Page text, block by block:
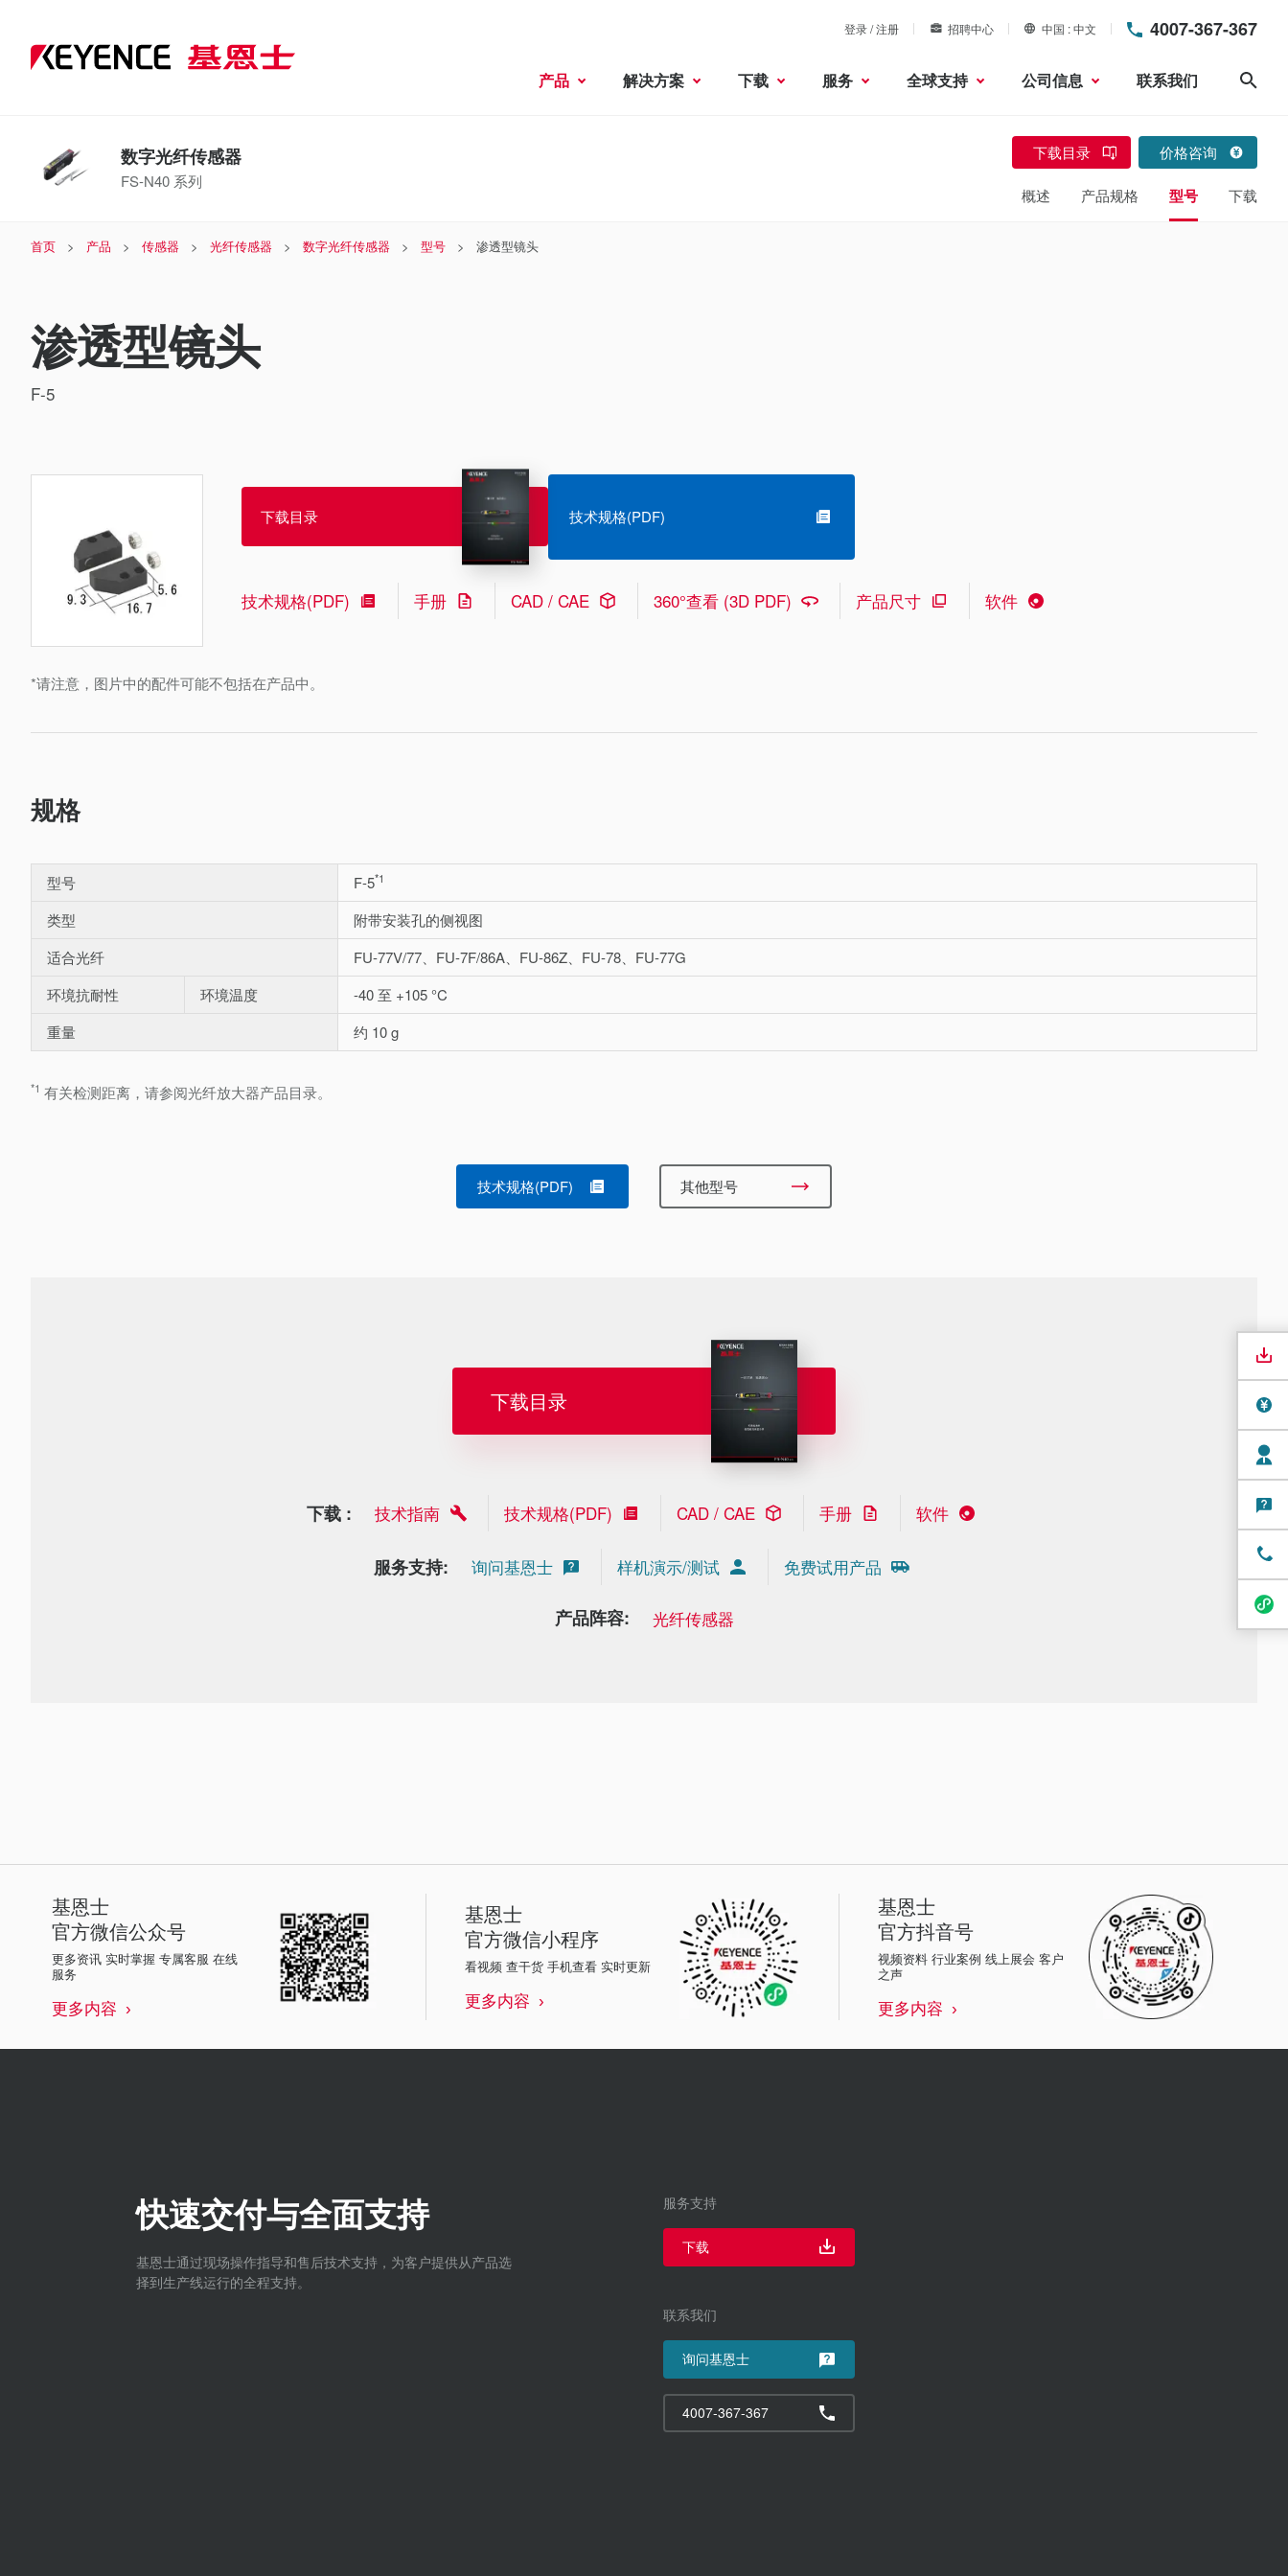
登录 / 注册 招聘中心 中国 中文 4007-367-367
产品 解决方案 下载 服务 全球支持 公司信息 联系我们
数字光纤传感器
FS-N40 系列
下载目录 价格咨询
概述 产品规格 型号 下载
首页 产品 传感器 光纤传感器 数字光纤传感器 型号 渗透型镜头
渗透型镜头
F-5
*请注意，图片中的配件可能不包括在产品中。
下载目录 技术规格(PDF)
技术规格(PDF) 手册 CAD / CAE 360°查看 (3D PDF) 产品尺寸 软件
规格
型号 F-5*1
类型
附带安装孔的侧视图
适合光纤
FU-77V/77、FU-7F/86A、FU-86Z、FU-78、FU-77G
环境抗耐性
环境温度
-40 至 +105 °C
重量
约 10 g
*1 有关检测距离，请参阅光纤放大器产品目录。
技术规格(PDF) 其他型号
下载目录
下载 : 技术指南 技术规格(PDF) CAD / CAE 手册 软件
服务支持: 询问基恩士 样机演示/测试 免费试用产品
产品阵容: 光纤传感器
基恩士
官方微信公众号
更多资讯 实时掌握 专属客服 在线
服务
更多内容
基恩士
官方微信小程序
看视频 查干货 手机查看 实时更新
更多内容
基恩士
官方抖音号
视频资料 行业案例 线上展会 客户
之声
更多内容
快速交付与全面支持
基恩士通过现场操作指导和售后技术支持，为客户提供从产品选
择到生产线运行的全程支持。
服务支持
下载
联系我们
询问基恩士
4007-367-367